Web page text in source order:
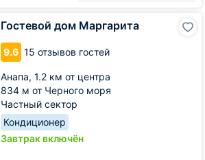
Гостевой дом Маргарита
9.6 15 отзывов гостей
Анапа, 1.2 км от центра
834 м от Черного моря
Частный сектор
Кондиционер
Завтрак включён